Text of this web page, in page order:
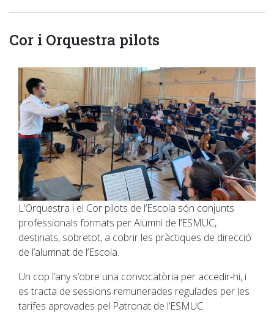
Cor i Orquestra pilots
L’Orquestra i el Cor pilots de l’Escola són conjunts
professionals formats per Alumni de l’ESMUC,
destinats, sobretot, a cobrir les pràctiques de direcció
de l’alumnat de l’Escola.
Un cop l’any s’obre una convocatòria per accedir-hi, i
es tracta de sessions remunerades regulades per les
tarifes aprovades pel Patronat de l’ESMUC.